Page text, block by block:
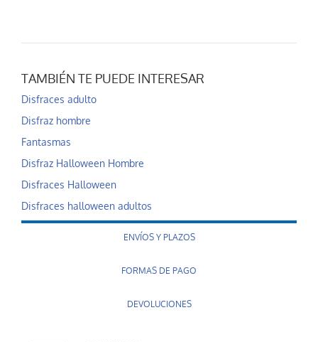
TAMBIÉN TE PUEDE INTERESAR
Disfraces adulto
Disfraz hombre
Fantasmas
Disfraz Halloween Hombre
Disfraces Halloween
Disfraces halloween adultos
ENVÍOS Y PLAZOS
FORMAS DE PAGO
DEVOLUCIONES